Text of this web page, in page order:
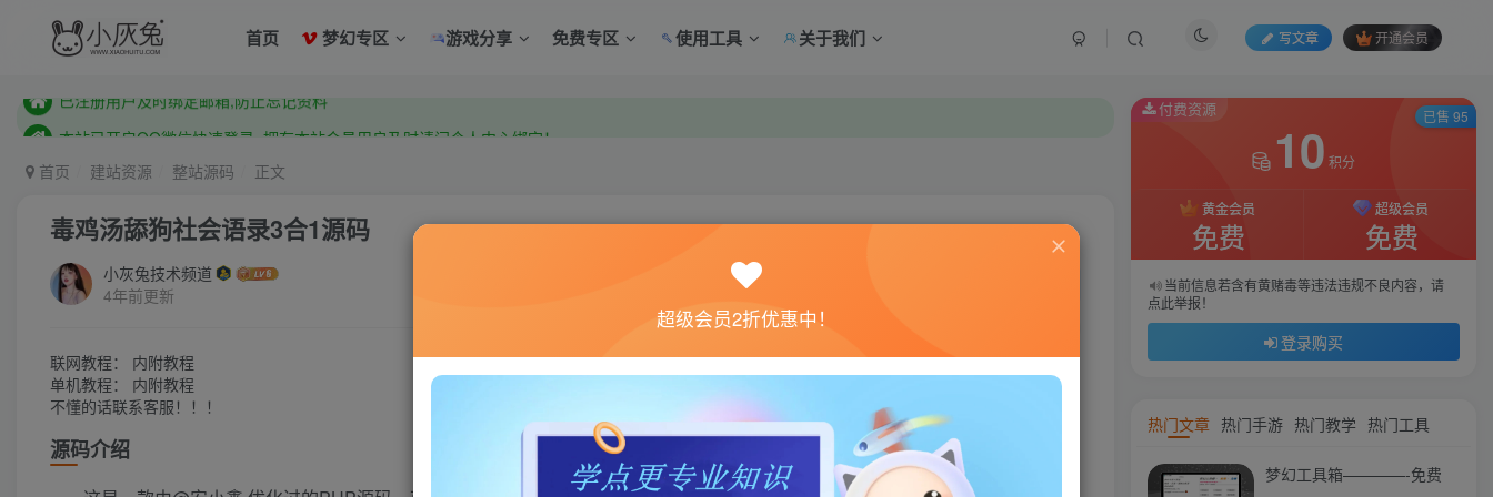
首页 梦幻专区 游戏分享 免费专区 使用工具 关于我们 写文章 开通会员
本站已开启QQ微信快速登录 ,拥有本站会员用户及时请问个人中心绑定！
本站已开启QQ微信快速登录 ,拥有本站会员用户及时请问个人中心绑定！
首页 建站资源 整站源码 正文
毒鸡汤舔狗社会语录3合1源码
小灰兔技术频道
4年前更新
联网教程： 内附教程
单机教程： 内附教程
不懂的话联系客服！！！
源码介绍
付费资源
10 积分
黄金会员
免费
超级会员
免费
当前信息若含有黄赌毒等违法违规不良内容，请
点此举报！
登录购买
已售 95
热门文章 热门手游 热门教学 热门工具
梦幻工具箱————-免费
付费资源
10 积分
黄金会员
免费
超级会员
免费
当前信息若含有黄赌毒等违法违规不良内容，请
点此举报！
登录购买
已售 95
超级会员2折优惠中！